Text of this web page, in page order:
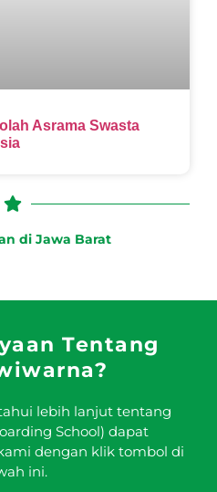
Asrama Swasta
di Jawa Barat
Tentang
lebih lanjut tentang
School) dapat
dengan klik tombol di
ini.